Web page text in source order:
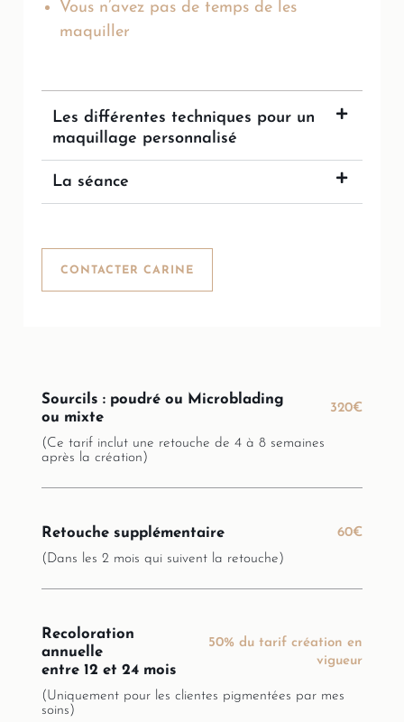
Vous n’avez pas de temps de les
maquiller
Les différentes techniques pour un
maquillage personnalisé
La séance
CONTACTER CARINE
Sourcils : poudré ou Microblading
ou mixte
320€
(Ce tarif inclut une retouche de 4 à 8 semaines
après la création)
Retouche supplémentaire 60€
(Dans les 2 mois qui suivent la retouche)
Recoloration
annuelle
entre 12 et 24 mois
50% du tarif création en
vigueur
(Uniquement pour les clientes pigmentées par mes
soins)